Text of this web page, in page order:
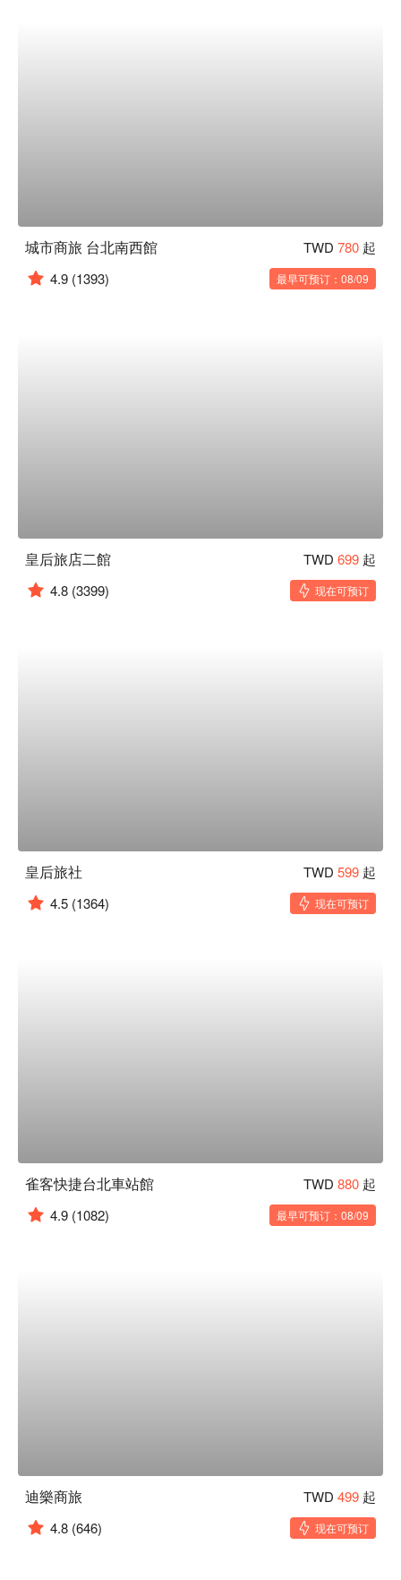
城市商旅 台北南西館 TWD 780 起
4.9 (1393) 最早可预订：08/09
皇后旅店二館 TWD 699 起
4.8 (3399) 现在可预订
皇后旅社 TWD 599 起
4.5 (1364) 现在可预订
雀客快捷台北車站館 TWD 880 起
4.9 (1082) 最早可预订：08/09
迪樂商旅 TWD 499 起
4.8 (646) 现在可预订